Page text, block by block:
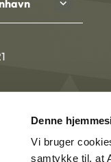
Denne
Vi bruger
samtykke til, at